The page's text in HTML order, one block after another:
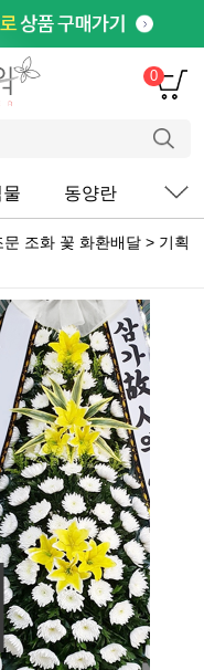
0
동양란 서
조화 꽃 화환배달 > 기획